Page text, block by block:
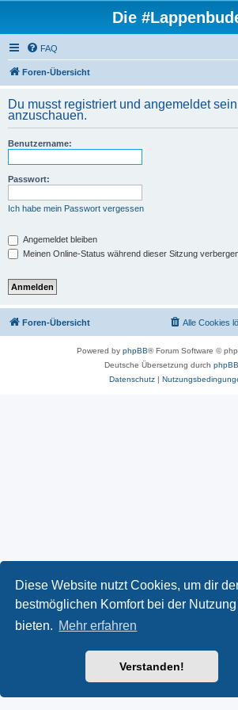
Diese Website nutzt Cookies, um dir
bestmöglichen Komfort bei der Nutzung
bieten. Mehr erfahren
Verstanden!
Die
FAQ
Foren-Übersicht
Du musst registriert und angemeldet
anzuschauen.
Benutzername:
Passwort:
Ich habe mein Passwort vergessen
Angemeldet bleiben
Meinen Online-Status während dieser Sitzung
Foren-Übersicht Alle Cookies
Powered by phpBB® Forum Software ©
Deutsche Übersetzung durch
Datenschutz|